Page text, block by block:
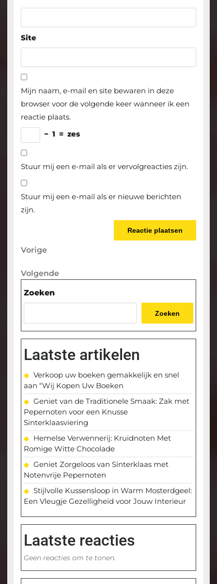
Site
Mijn naam, e-mail en site bewaren in deze
browser voor de volgende keer wanneer ik een
reactie plaats.
− 1 = zes
Stuur mij een e-mail als er vervolgreacties zijn.
Stuur mij een e-mail als er nieuwe berichten
zijn.
Berichtnavigatie
Vorige
Vorige
Volgende
Volgende
Zoeken
Zoeken
Laatste artikelen
Verkoop uw boeken gemakkelijk en snel
aan “Wij Kopen Uw Boeken
Geniet van de Traditionele Smaak: Zak met
Pepernoten voor een Knusse
Sinterklaasviering
Hemelse Verwennerij: Kruidnoten Met
Romige Witte Chocolade
Geniet Zorgeloos van Sinterklaas met
Notenvrije Pepernoten
Stijlvolle Kussensloop in Warm Mosterdgeel:
Een Vleugje Gezelligheid voor Jouw Interieur
Laatste reacties
Geen reacties om te tonen.